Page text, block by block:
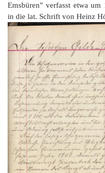
Emsbüren" verfasst etwa um
in die lat. Schrift von Heinz